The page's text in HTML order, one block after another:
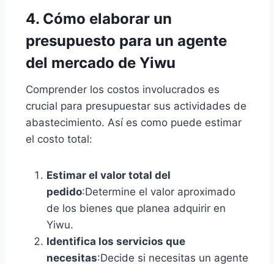
4. Cómo elaborar un
presupuesto para un agente
del mercado de Yiwu
Comprender los costos involucrados es
crucial para presupuestar sus actividades de
abastecimiento. Así es como puede estimar
el costo total:
Estimar el valor total del
pedido:Determine el valor aproximado
de los bienes que planea adquirir en
Yiwu.
Identifica los servicios que
necesitas:Decide si necesitas un agente